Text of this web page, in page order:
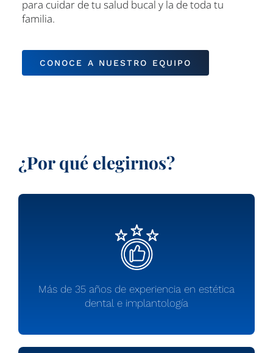
para cuidar de tu salud bucal y la de toda tu
familia.
CONOCE A NUESTRO EQUIPO
¿Por qué elegirnos?
Más de 35 años de experiencia en estética
dental e implantología